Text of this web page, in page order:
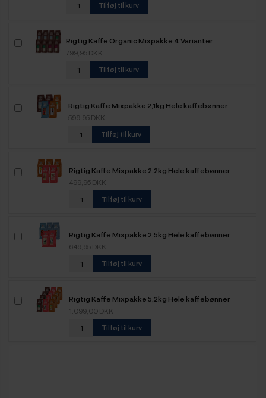
Tilføj til kurv
Rigtig Kaffe Organic Mixpakke 4 Varianter
799,95 DKK
Tilføj til kurv
Rigtig Kaffe Mixpakke 2,1kg Hele kaffebønner
599,95 DKK
Tilføj til kurv
Rigtig Kaffe Mixpakke 2,2kg Hele kaffebønner
499,95 DKK
Tilføj til kurv
Rigtig Kaffe Mixpakke 2,5kg Hele kaffebønner
649,95 DKK
Tilføj til kurv
Rigtig Kaffe Mixpakke 5,2kg Hele kaffebønner
1.099,00 DKK
Tilføj til kurv